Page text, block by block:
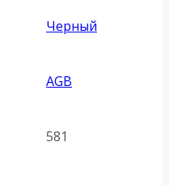
Черный
AGB
581